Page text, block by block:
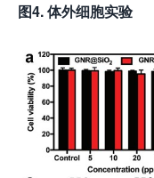
图4. 体外细胞实验